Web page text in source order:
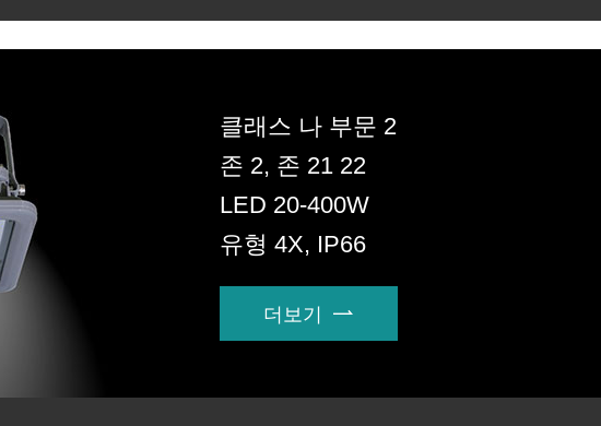
클래스 나 부문 2
존 2, 존 21 22
LED 20-400W
유형 4X, IP66
더보기 